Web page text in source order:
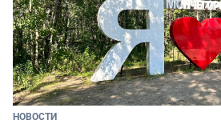
НОВОСТИ